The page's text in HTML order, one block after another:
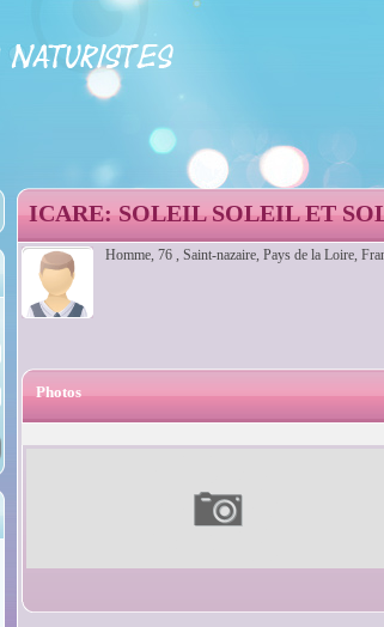
ICARE: SOLEIL SOLEIL ET
Homme, 76 , Saint-nazaire, Pays de la Loire,
Photos